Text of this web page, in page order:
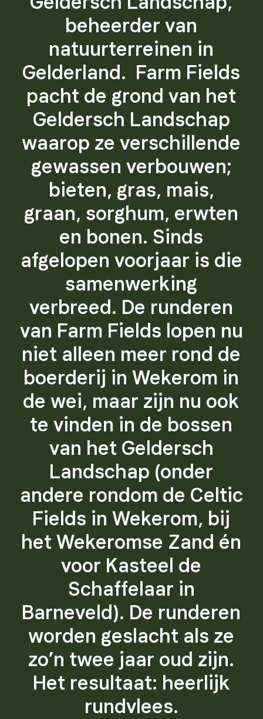
beheerder van
natuurterreinen in
Gelderland. Farm Fields
pacht de grond van het
Geldersch Landschap
waarop ze verschillende
gewassen verbouwen;
bieten, gras, mais,
graan, sorghum, erwten
en bonen. Sinds
afgelopen voorjaar is die
samenwerking
verbreed. De runderen
van Farm Fields lopen nu
niet alleen meer rond de
boerderij in Wekerom in
de wei, maar zijn nu ook
te vinden in de bossen
van het Geldersch
Landschap (onder
andere rondom de Celtic
Fields in Wekerom, bij
het Wekeromse Zand én
voor Kasteel de
Schaffelaar in
Barneveld). De runderen
worden geslacht als ze
zo’n twee jaar oud zijn.
Het resultaat: heerlijk
rundvlees.